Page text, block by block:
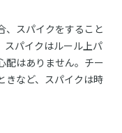
、スパイクをすること
スパイクはルール上パ
配はありません。チー
きなど、スパイクは時